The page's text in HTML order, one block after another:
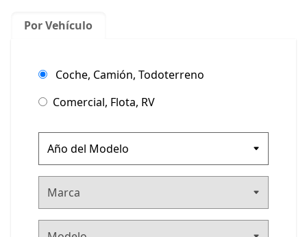
Por Vehículo
Coche, Camión, Todoterreno
Comercial, Flota, RV